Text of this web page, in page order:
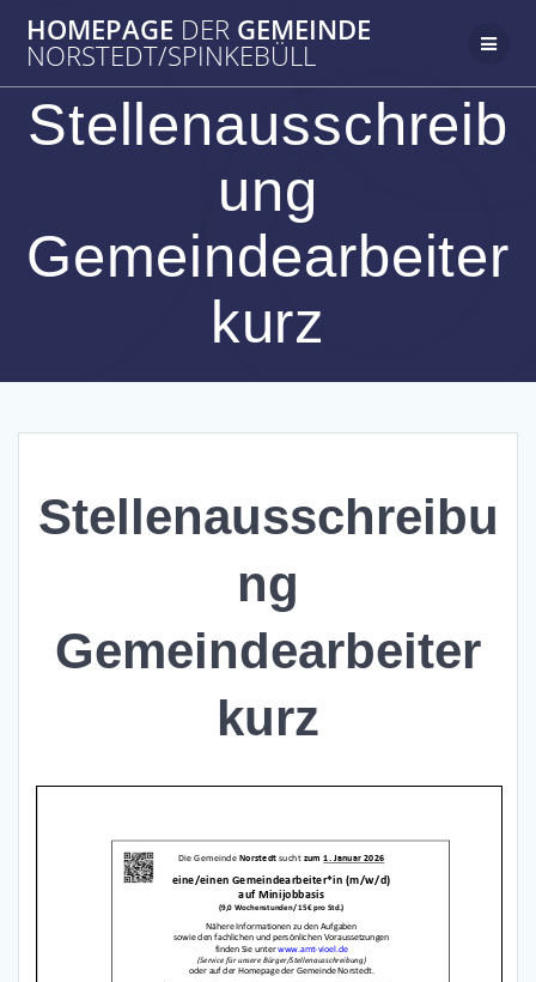
Inhalt
springen
HOMEPAGE DER GEMEINDE
NORSTEDT/SPINKEBÜLL
Stellenausschreib
ung
Gemeindearbeiter
kurz
Stellenausschreibu
ng
Gemeindearbeiter
kurz